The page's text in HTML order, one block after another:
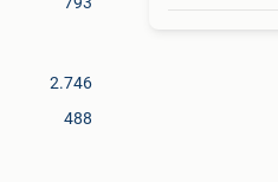
2.746
488